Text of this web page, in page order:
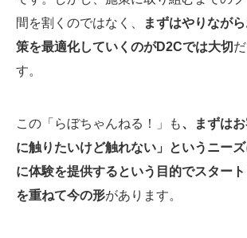
間を割くのではなく、
まずはやりなが
策を最適化していくのがD2Cでは大切
す。
この「らぼちゃんねる！」も、まずは
に触りたいけど触れない」というニー
に体験を提供するという目的でスター
を重ねて今の形があります。